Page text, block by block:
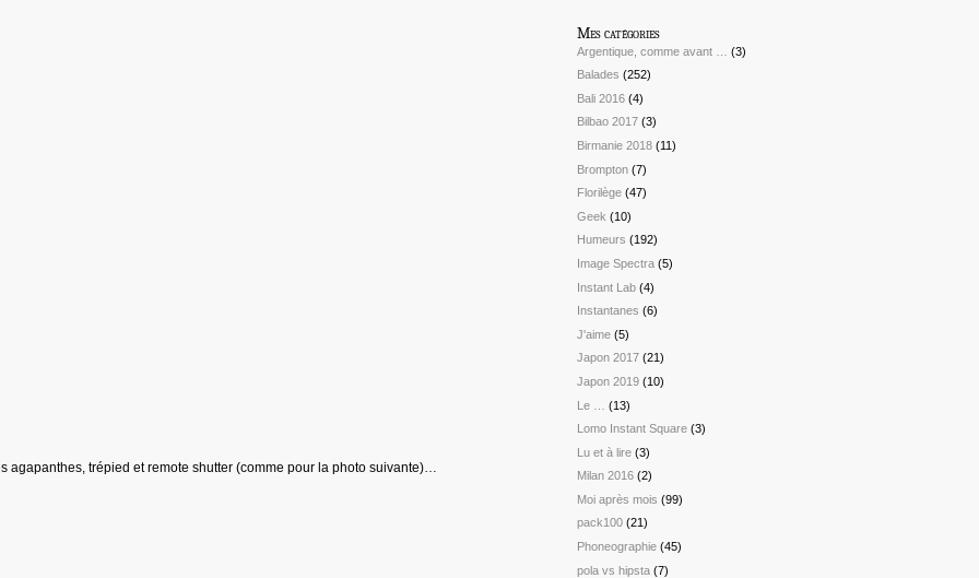
agapanthes, trépied et remote shutter (comme pour la photo suivante)…
Mes catégories
Argentique, comme avant …
(3)
Balades (252)
Bali 2016 (4)
Bilbao 2017 (3)
Birmanie 2018 (11)
Brompton (7)
Florilège (47)
Geek (10)
Humeurs (192)
Image Spectra (5)
Instant Lab (4)
Instantanes (6)
J'aime (5)
Japon 2017 (21)
Japon 2019 (10)
Le …
(13)
Lomo Instant Square (3)
Lu et à lire (3)
Milan 2016 (2)
Moi après mois (99)
pack100 (21)
Phoneographie (45)
pola vs hipsta (7)